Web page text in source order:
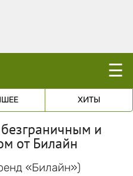
☰
ХИТЫ
и
от Билайн
«Билайн»)